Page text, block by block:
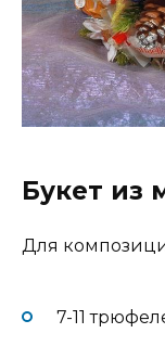
Букет из
Для
7-11